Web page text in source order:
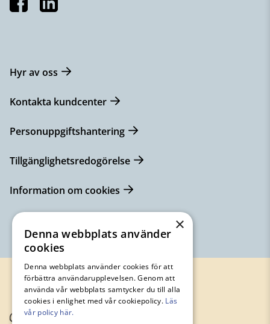
Hyr av oss
Kontakta kundcenter
Personuppgiftshantering
Tillgänglighetsredogörelse
Information om cookies
×
Denna webbplats använder
cookies
Denna webbplats använder cookies för att
förbättra användarupplevelsen. Genom att
använda vår webbplats samtycker du till alla
cookies i enlighet med vår cookiepolicy. Läs
vår policy här.